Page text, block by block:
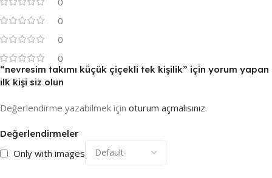
0
0
0
Değerlendirmeler
Only with images
“nevresim takımı küçük çiçekli tek kişilik” için yorum yapan
ilk kişi siz olun
Değerlendirme yazabilmek için oturum açmalısınız.